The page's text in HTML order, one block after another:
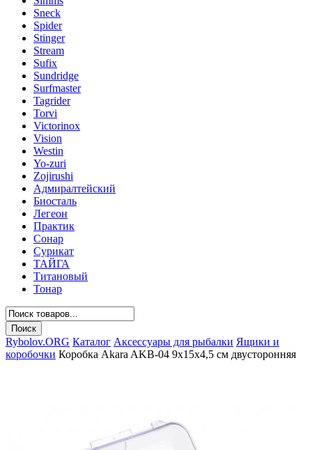
Sneck
Spider
Stinger
Stream
Sufix
Sundridge
Surfmaster
Tagrider
Torvi
Victorinox
Vision
Westin
Yo-zuri
Zojirushi
Адмиралтейский
Биосталь
Легеон
Практик
Сонар
Сурикат
ТАЙГА
Титановый
Тонар
Rybolov.ORG Каталог Аксессуары для рыбалки Ящики и
коробочки Коробка Akara AKB-04 9x15x4,5 см двусторонняя